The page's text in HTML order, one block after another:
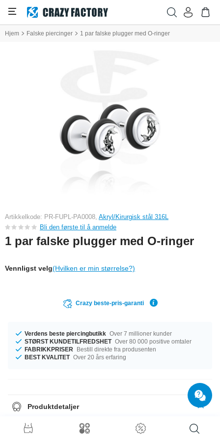
Hjem Falske piercinger 1 par falske plugger med O-ringer
Artikkelkode: PR-FUPL-PA0008, Akryl/Kirurgisk stål 316L
Bli den første til å anmelde
1 par falske plugger med O-ringer
Vennligst velg(Hvilken er min størrelse?)
Crazy beste-pris-garanti
Verdens beste piercingbutikk Over 7 millioner kunder
STØRST KUNDETILFREDSHET Over 80 000 positive omtaler
FABRIKKPRISER
Bestill direkte fra produsenten
BEST KVALITET Over 20 års erfaring
Produktdetaljer
1.2 mm. Tilgjengelige med diameter på 8 mm eller 10 mm . En flott artikkel